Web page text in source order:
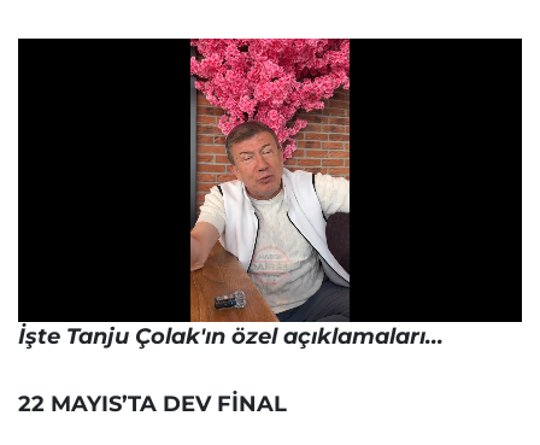
İşte Tanju Çolak'ın özel açıklamaları...
22 MAYIS’TA DEV FİNAL